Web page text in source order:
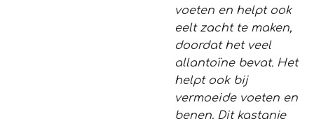
voeten en helpt ook
eelt zacht te maken,
doordat het veel
allantoïne bevat. Het
helpt ook bij
vermoeide voeten en
benen. Dit kastanje